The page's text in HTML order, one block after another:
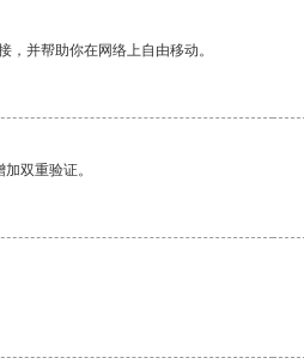
并帮助你在网络上自由移动。
双重验证。